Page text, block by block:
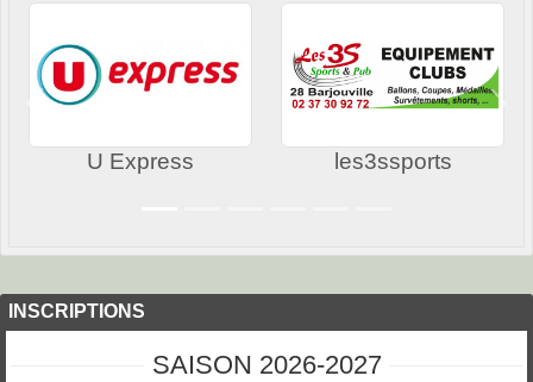
U Express les3ssports
INSCRIPTIONS
SAISON 2026-2027